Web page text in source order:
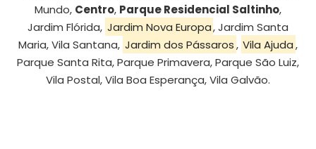
Mundo, Centro, Parque Residencial Saltinho,
Jardim Flórida, Jardim Nova Europa, Jardim Santa
Maria, Vila Santana, Jardim dos Pássaros, Vila Ajuda,
Parque Santa Rita, Parque Primavera, Parque São Luiz,
Vila Postal, Vila Boa Esperança, Vila Galvão.